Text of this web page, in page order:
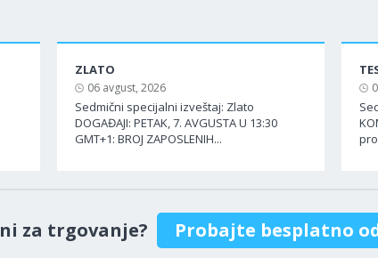
ZLATO
06 avgust, 2026
Sedmični specijalni izveštaj: Zlato
DOGAĐAJI: PETAK, 7. AVGUSTA U 13:30
GMT+1: BROJ ZAPOSLENIH...
za trgovanje? Probajte besplatno